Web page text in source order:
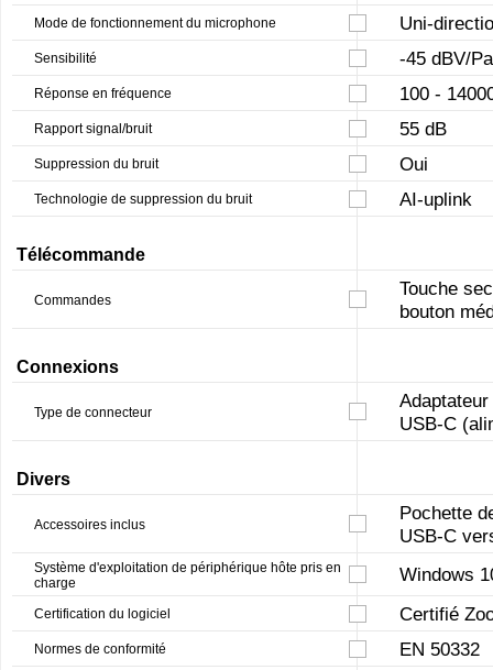
Mode de fonctionnement du microphone Uni-
Sensibilité -45 dBV/
Réponse en fréquence 100 -
Rapport signal/bruit 55 dB
Suppression du bruit Oui
Technologie de suppression du bruit AI-uplink
Télécommande
Commandes
Touche
bouton
Connexions
Type de connecteur
USB-C
Divers
Accessoires inclus
Pochette
USB-C
Système d'exploitation de périphérique hôte pris en
charge
Windows
Certification du logiciel Certifié
Normes de conformité EN 50332